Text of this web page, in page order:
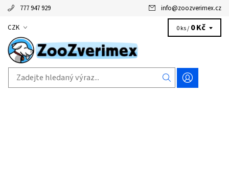
777 947 929 info@zoozverimex.cz
CZK 0 ks / 0 Kč